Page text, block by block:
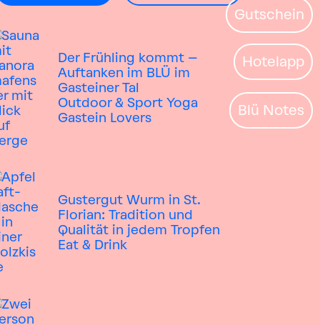
Der Frühling kommt –
Auftanken im BLÜ im
Gasteiner Tal
Outdoor & Sport Yoga
Gastein Lovers
Gustergut Wurm in St.
Florian: Tradition und
Qualität in jedem Tropfen
Eat & Drink
Gutschein
Hotelapp
Blü Notes